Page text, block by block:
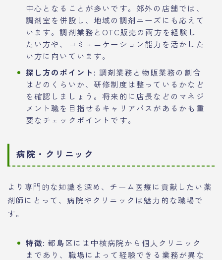
中心となることが多いです。郊外の店舗では、
調剤室を併設し、地域の調剤ニーズにも応えて
います。調剤業務とOTC販売の両方を経験し
たい方や、コミュニケーション能力を活かした
い方に向いています。
探し方のポイント: 調剤業務と物販業務の割合
はどのくらいか、研修制度は整っているかなど
を確認しましょう。将来的に店長などのマネジ
メント職を目指せるキャリアパスがあるかも重
要なチェックポイントです。
病院・クリニック
より専門的な知識を深め、チーム医療に貢献したい薬
剤師にとって、病院やクリニックは魅力的な職場で
す。
特徴: 都島区には中核病院から個人クリニック
まであり、職場によって経験できる業務が異な